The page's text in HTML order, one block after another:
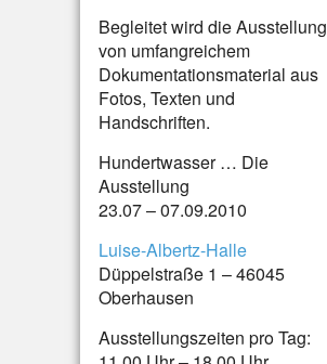
Begleitet wird die Ausstellung
von umfangreichem
Dokumentationsmaterial aus
Fotos, Texten und
Handschriften.
Hundertwasser … Die
Ausstellung
23.07 – 07.09.2010
Luise-Albertz-Halle
Düppelstraße 1 – 46045
Oberhausen
Ausstellungszeiten pro Tag: